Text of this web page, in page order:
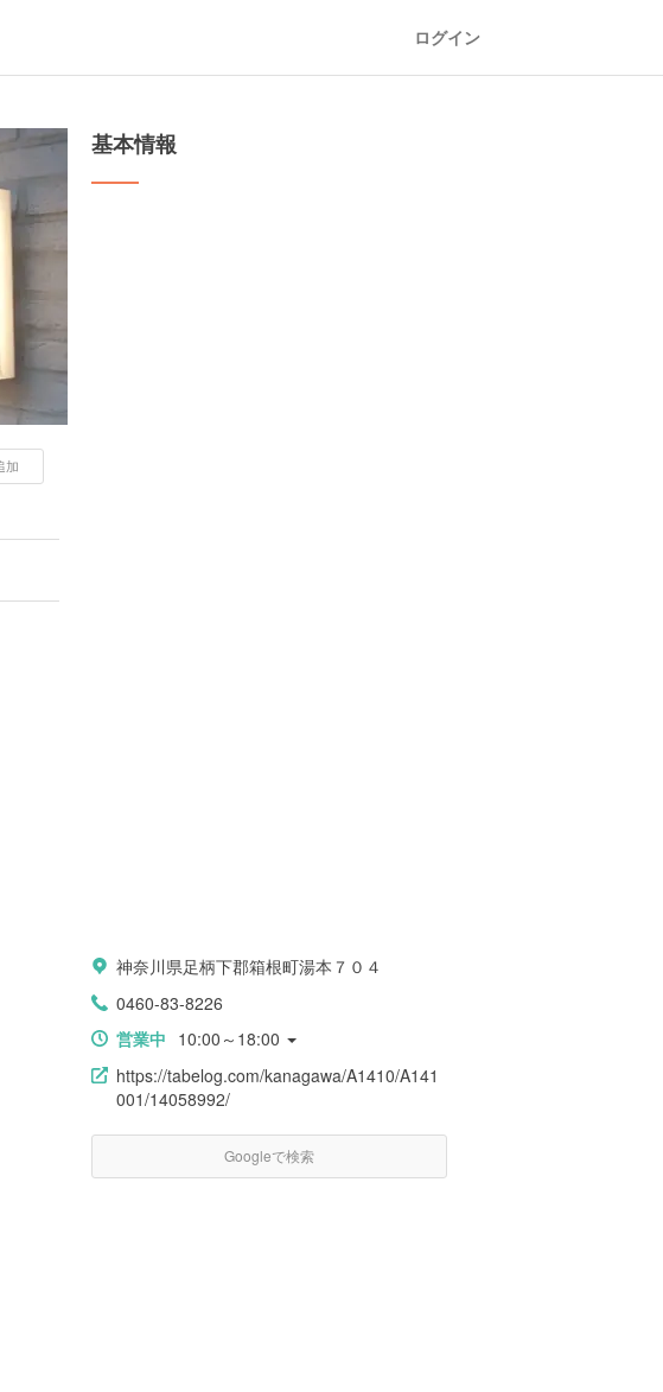
ログイン
加
基本情報
神奈川県足柄下郡箱根町湯本７０４
0460-83-8226
営業中 10:00～18:00
https://tabelog.com/kanagawa/A1410/A141
001/14058992/
Googleで検索